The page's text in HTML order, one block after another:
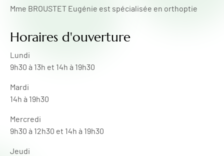
Mme BROUSTET Eugénie est spécialisée en orthoptie
Horaires d'ouverture
Lundi
9h30 à 13h et 14h à 19h30
Mardi
14h à 19h30
Mercredi
9h30 à 12h30 et 14h à 19h30
Jeudi